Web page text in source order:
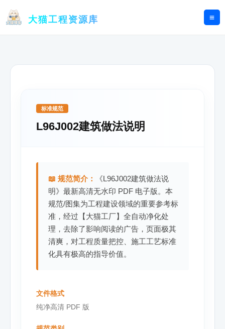
大猫工程资源库
标准规范
L96J002建筑做法说明
📖 规范简介：
《L96J002建筑做法说
明》最新高清无水印 PDF 电子版。本
规范/图集为工程建设领域的重要参考标
准，经过【大猫工厂】全自动净化处
理，去除了影响阅读的广告，页面极其
清爽，对工程质量把控、施工工艺标准
化具有极高的指导价值。
文件格式
纯净高清 PDF 版